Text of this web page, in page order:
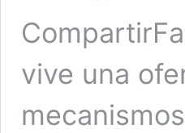
vive una